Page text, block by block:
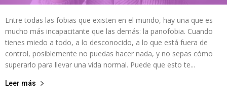
Entre todas las fobias que existen en el mundo, hay una que es
mucho más incapacitante que las demás: la panofobia. Cuando
tienes miedo a todo, a lo desconocido, a lo que está fuera de
control, posiblemente no puedas hacer nada, y no sepas cómo
superarlo para llevar una vida normal. Puede que esto te...
Leer más